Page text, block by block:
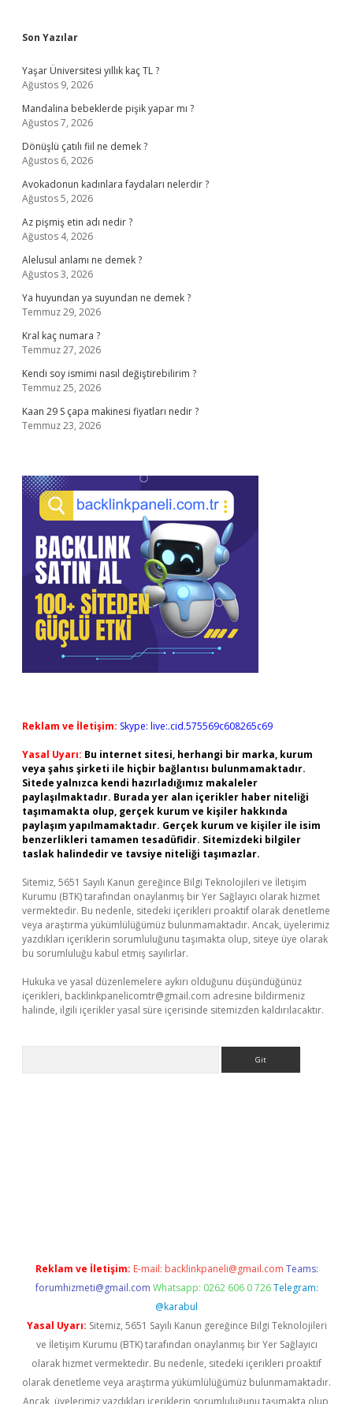
Sidebar
Son Yazılar
Yaşar Üniversitesi yıllık kaç TL ?
Ağustos 9, 2026
Mandalina bebeklerde pişik yapar mı ?
Ağustos 7, 2026
Dönüşlü çatılı fiil ne demek ?
Ağustos 6, 2026
Avokadonun kadınlara faydaları nelerdir ?
Ağustos 5, 2026
Az pişmiş etin adı nedir ?
Ağustos 4, 2026
Alelusul anlamı ne demek ?
Ağustos 3, 2026
Ya huyundan ya suyundan ne demek ?
Temmuz 29, 2026
Kral kaç numara ?
Temmuz 27, 2026
Kendi soy ismimi nasıl değiştirebilirim ?
Temmuz 25, 2026
Kaan 29 S çapa makinesi fiyatları nedir ?
Temmuz 23, 2026
Reklam ve İletişim: Skype: live:.cid.575569c608265c69
Yasal Uyarı: Bu internet sitesi, herhangi bir marka, kurum
veya şahıs şirketi ile hiçbir bağlantısı bulunmamaktadır.
Sitede yalnızca kendi hazırladığımız makaleler
paylaşılmaktadır. Burada yer alan içerikler haber niteliği
taşımamakta olup, gerçek kurum ve kişiler hakkında
paylaşım yapılmamaktadır. Gerçek kurum ve kişiler ile isim
benzerlikleri tamamen tesadüfidir. Sitemizdeki bilgiler
taslak halindedir ve tavsiye niteliği taşımazlar.
Sitemiz, 5651 Sayılı Kanun gereğince Bilgi Teknolojileri ve İletişim
Kurumu (BTK) tarafından onaylanmış bir Yer Sağlayıcı olarak hizmet
vermektedir. Bu nedenle, sitedeki içerikleri proaktif olarak denetleme
veya araştırma yükümlülüğümüz bulunmamaktadır. Ancak, üyelerimiz
yazdıkları içeriklerin sorumluluğunu taşımakta olup, siteye üye olarak
bu sorumluluğu kabul etmiş sayılırlar.
Hukuka ve yasal düzenlemelere aykırı olduğunu düşündüğünüz
içerikleri, backlinkpanelicomtr@gmail.com adresine bildirmeniz
halinde, ilgili içerikler yasal süre içerisinde sitemizden kaldırılacaktır.
Reklam ve İletişim: E-mail: backlinkpaneli@gmail.com Teams:
forumhizmeti@gmail.com Whatsapp: 0262 606 0 726 Telegram:
@karabul
Yasal Uyarı: Sitemiz, 5651 Sayılı Kanun gereğince Bilgi Teknolojileri
ve İletişim Kurumu (BTK) tarafından onaylanmış bir Yer Sağlayıcı
olarak hizmet vermektedir. Bu nedenle, sitedeki içerikleri proaktif
olarak denetleme veya araştırma yükümlülüğümüz bulunmamaktadır.
Ancak, üyelerimiz yazdıkları içeriklerin sorumluluğunu taşımakta olup,